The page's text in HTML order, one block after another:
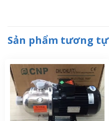
Sản phẩm tương tự